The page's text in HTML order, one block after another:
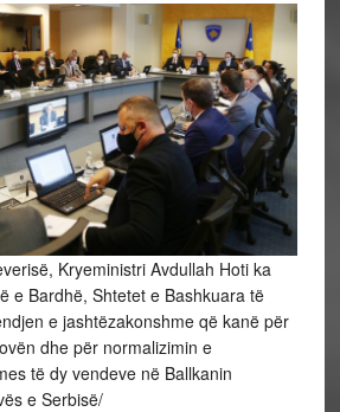
Kryeministri Avdullah Hoti ka
e Bardhë, Shtetet e Bashkuara të
e jashtëzakonshme që kanë për
dhe për normalizimin e
të dy vendeve në Ballkanin
e Serbisë/